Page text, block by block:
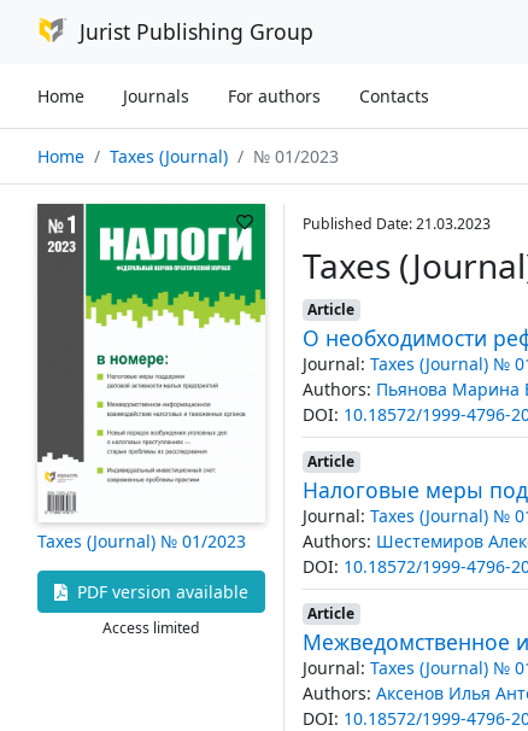
Jurist Publishing Group
Home Journals For authors Contacts
Home Taxes (Journal) № 01/2023
Taxes (Journal) № 01/2023
PDF version available
Access limited
Published Date: 21.03.2023
Taxes
Article
О необходимости
Journal: Taxes (Journal) №
Authors: Пьянова Марина
DOI: 10.18572/1999-4796-
Article
Налоговые меры
Journal: Taxes (Journal) №
Authors: Шестемиров
DOI: 10.18572/1999-4796-
Article
Межведомственное
Journal: Taxes (Journal) №
Authors: Аксенов Илья
DOI: 10.18572/1999-4796-